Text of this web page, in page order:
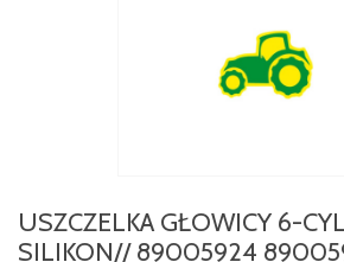
USZCZELKA GŁOWICY 6-
SILIKON// 89005924